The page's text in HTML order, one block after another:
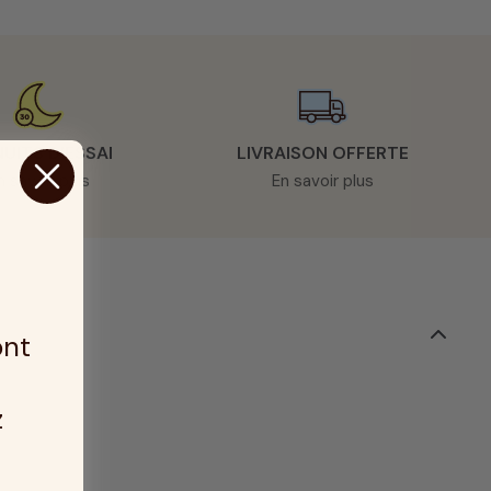
D’ESSAI
savoir plus
LIVRAISON OFFERTE
En savoir plus